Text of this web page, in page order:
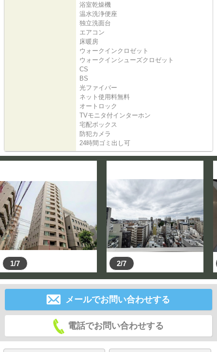
浴室乾燥機
温水洗浄便座
独立洗面台
エアコン
床暖房
ウォークインクロゼット
ウォークインシューズクロゼット
CS
BS
光ファイバー
ネット使用料無料
オートロック
TVモニタ付インターホン
宅配ボックス
防犯カメラ
24時間ゴミ出し可
1/7 2/7
メールでお問い合わせする
電話でお問い合わせする